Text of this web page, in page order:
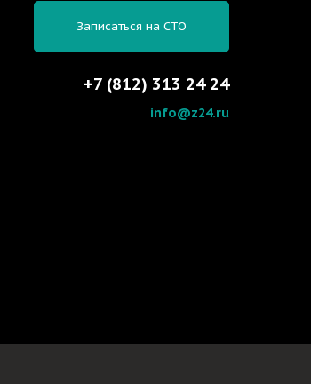
Записаться на СТО
+7 (812) 313 24 24
info@z24.ru